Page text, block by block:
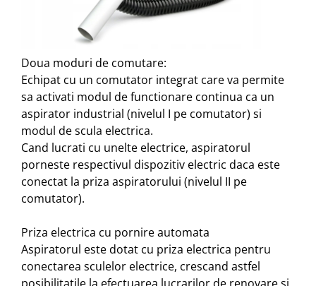
Doua moduri de comutare:
Echipat cu un comutator integrat care va permite
sa activati modul de functionare continua ca un
aspirator industrial (nivelul I pe comutator) si
modul de scula electrica.
Cand lucrati cu unelte electrice, aspiratorul
porneste respectivul dispozitiv electric daca este
conectat la priza aspiratorului (nivelul II pe
comutator).
Priza electrica cu pornire automata
Aspiratorul este dotat cu priza electrica pentru
conectarea sculelor electrice, crescand astfel
posibilitatile la efectuarea lucrarilor de renovare si